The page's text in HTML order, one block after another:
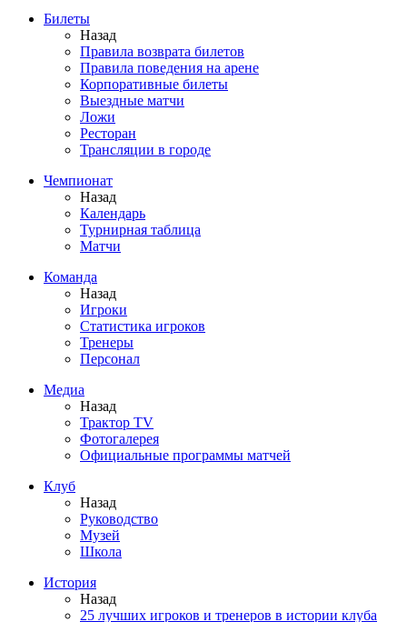
Билеты
Назад
Правила возврата билетов
Правила поведения на арене
Корпоративные билеты
Выездные матчи
Ложи
Ресторан
Трансляции в городе
Чемпионат
Назад
Календарь
Турнирная таблица
Матчи
Команда
Назад
Игроки
Статистика игроков
Тренеры
Персонал
Медиа
Назад
Трактор TV
Фотогалерея
Официальные программы матчей
Клуб
Назад
Руководство
Музей
Школа
История
Назад
25 лучших игроков и тренеров в истории клуба